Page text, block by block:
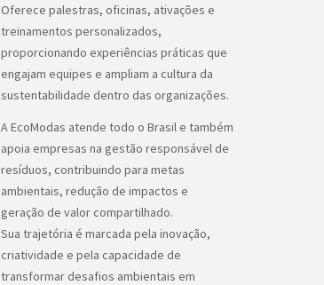
Oferece palestras, oficinas, ativações e
treinamentos personalizados,
proporcionando experiências práticas que
engajam equipes e ampliam a cultura da
sustentabilidade dentro das organizações.
A EcoModas atende todo o Brasil e também
apoia empresas na gestão responsável de
resíduos, contribuindo para metas
ambientais, redução de impactos e
geração de valor compartilhado.
Sua trajetória é marcada pela inovação,
criatividade e pela capacidade de
transformar desafios ambientais em